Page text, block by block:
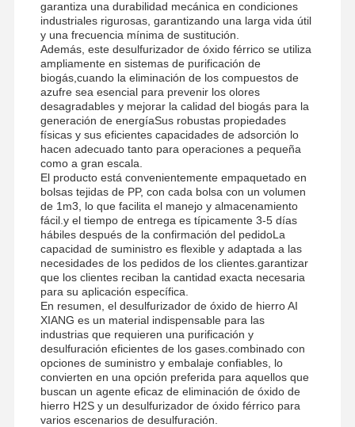
garantiza una durabilidad mecánica en condiciones
industriales rigurosas, garantizando una larga vida útil
y una frecuencia mínima de sustitución.
Además, este desulfurizador de óxido férrico se utiliza
ampliamente en sistemas de purificación de
biogás,cuando la eliminación de los compuestos de
azufre sea esencial para prevenir los olores
desagradables y mejorar la calidad del biogás para la
generación de energíaSus robustas propiedades
físicas y sus eficientes capacidades de adsorción lo
hacen adecuado tanto para operaciones a pequeña
como a gran escala.
El producto está convenientemente empaquetado en
bolsas tejidas de PP, con cada bolsa con un volumen
de 1m3, lo que facilita el manejo y almacenamiento
fácil.y el tiempo de entrega es típicamente 3-5 días
hábiles después de la confirmación del pedidoLa
capacidad de suministro es flexible y adaptada a las
necesidades de los pedidos de los clientes.garantizar
que los clientes reciban la cantidad exacta necesaria
para su aplicación específica.
En resumen, el desulfurizador de óxido de hierro AI
XIANG es un material indispensable para las
industrias que requieren una purificación y
desulfuración eficientes de los gases.combinado con
opciones de suministro y embalaje confiables, lo
convierten en una opción preferida para aquellos que
buscan un agente eficaz de eliminación de óxido de
hierro H2S y un desulfurizador de óxido férrico para
varios escenarios de desulfuración.